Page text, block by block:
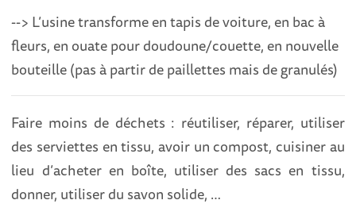
--> L’usine transforme en tapis de voiture, en bac à
fleurs, en ouate pour doudoune/couette, en nouvelle
bouteille (pas à partir de paillettes mais de granulés)
Faire moins de déchets : réutiliser, réparer, utiliser
des serviettes en tissu, avoir un compost, cuisiner au
lieu d’acheter en boîte, utiliser des sacs en tissu,
donner, utiliser du savon solide, …